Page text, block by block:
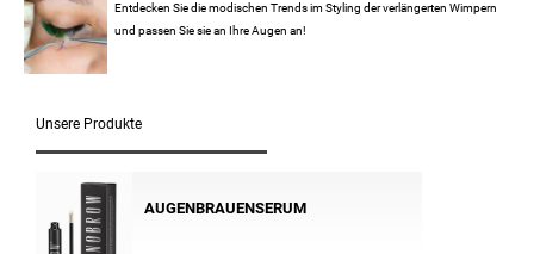
Entdecken Sie die modischen Trends im Styling der verlängerten Wimpern
und passen Sie sie an Ihre Augen an!
Unsere Produkte
AUGENBRAUENSERUM